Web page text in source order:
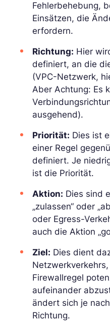
Fehlerbehebung,
Einsätzen, die
erfordern.
Richtung: Hier
definiert, an die
(VPC-Netzwerk,
Aber Achtung: Es
ausgehend).
Priorität: Dies ist
einer Regel
definiert. Je
ist die Priorität.
Aktion: Dies sind
„zulassen“ oder
oder Egress-
auch die Aktion
Ziel: Dies dient
Firewallregel
aufeinander
ändert sich je
Richtung.